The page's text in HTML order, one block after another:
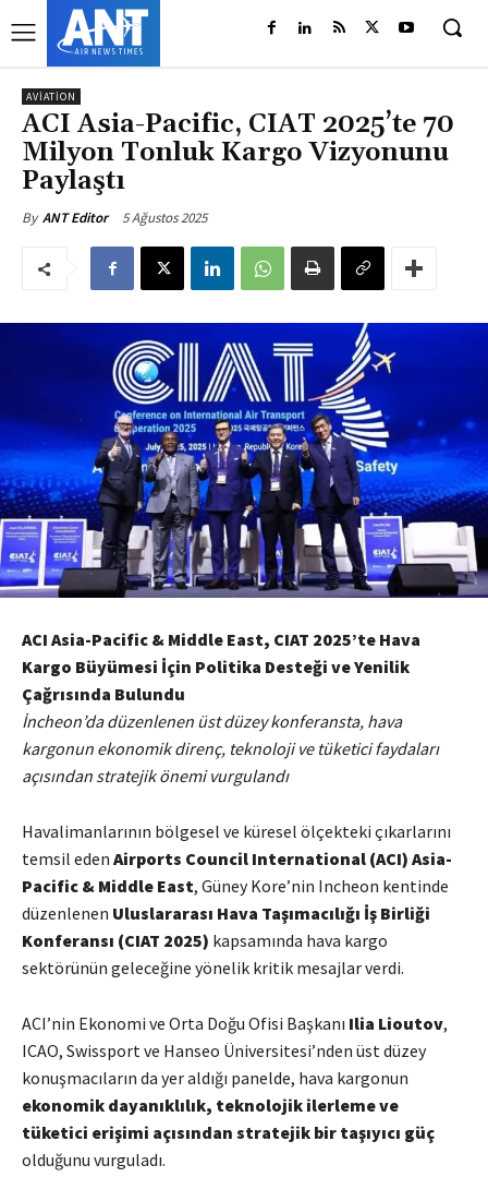
AVIATION
ACI Asia-Pacific, CIAT 2025’te 70
Milyon Tonluk Kargo Vizyonunu
Paylaştı
By ANT Editor 5 Ağustos 2025
ACI Asia-Pacific & Middle East, CIAT 2025’te Hava
Kargo Büyümesi İçin Politika Desteği ve Yenilik
Çağrısında Bulundu
İncheon’da düzenlenen üst düzey konferansta, hava
kargonun ekonomik direnç, teknoloji ve tüketici faydaları
açısından stratejik önemi vurgulandı
Havalimanlarının bölgesel ve küresel ölçekteki çıkarlarını
temsil eden Airports Council International (ACI) Asia-
Pacific & Middle East, Güney Kore’nin Incheon kentinde
düzenlenen Uluslararası Hava Taşımacılığı İş Birliği
Konferansı (CIAT 2025) kapsamında hava kargo
sektörünün geleceğine yönelik kritik mesajlar verdi.
ACI’nin Ekonomi ve Orta Doğu Ofisi Başkanı Ilia Lioutov,
ICAO, Swissport ve Hanseo Üniversitesi’nden üst düzey
konuşmacıların da yer aldığı panelde, hava kargonun
ekonomik dayanıklılık, teknolojik ilerleme ve
tüketici erişimi açısından stratejik bir taşıyıcı güç
olduğunu vurguladı.